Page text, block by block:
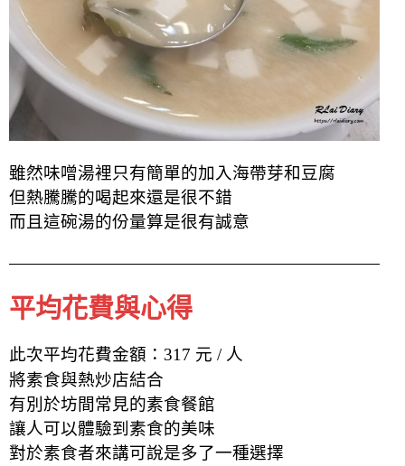
雖然味噌湯裡只有簡單的加入海帶芽和豆腐
但熱騰騰的喝起來還是很不錯
而且這碗湯的份量算是很有誠意
平均花費與心得
此次平均花費金額：317 元 / 人
將素食與熱炒店結合
有別於坊間常見的素食餐館
讓人可以體驗到素食的美味
對於素食者來講可說是多了一種選擇